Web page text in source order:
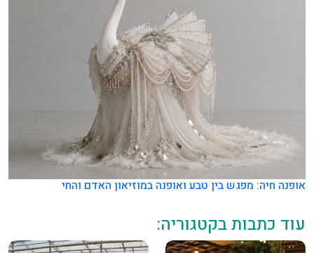
אופנה חיה: מפגש בין טבע ואופנה במוזיאון האדם והחי
עוד כתבות בקטגוריה: